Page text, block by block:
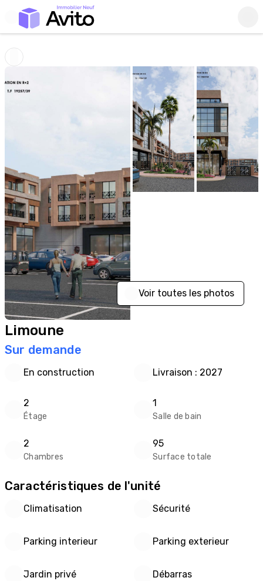
Voir toutes les photos
Limoune
Sur demande
En construction Livraison : 2027
2
Étage
1
Salle de bain
2
Chambres
95
Surface totale
Caractéristiques de l'unité
Climatisation Sécurité
Parking interieur Parking exterieur
Jardin privé Débarras